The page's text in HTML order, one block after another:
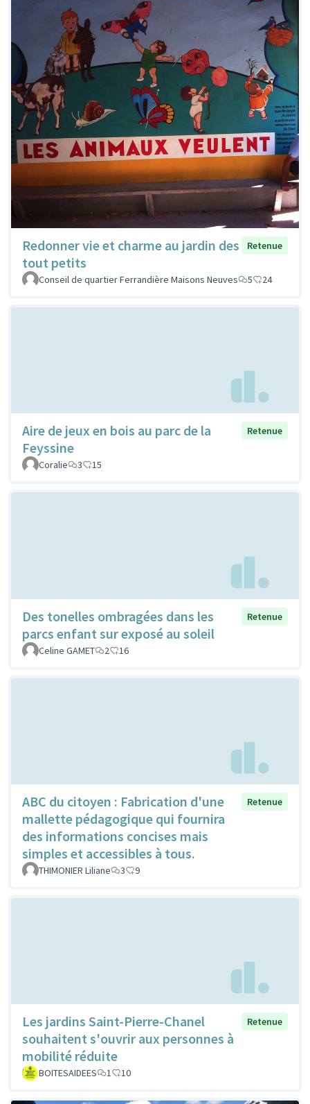
Redonner vie et charme au jardin des
tout petits
Retenue
Conseil de quartier Ferrandière Maisons Neuves 5 24
Aire de jeux en bois au parc de la
Feyssine
Retenue
Coralie 3 15
Des tonelles ombragées dans les
parcs enfant sur exposé au soleil
Retenue
Celine GAMET 2 16
ABC du citoyen : Fabrication d'une
mallette pédagogique qui fournira
des informations concises mais
simples et accessibles à tous.
Retenue
THIMONIER Liliane 3 9
Les jardins Saint-Pierre-Chanel
souhaitent s'ouvrir aux personnes à
mobilité réduite
Retenue
BOITESAIDEES 1 10